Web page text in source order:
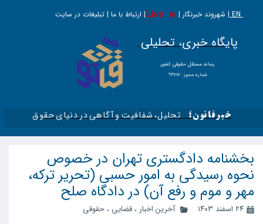
EN | شهروند خبرنگار | | ارتباط با ما | تبلیغات در سایت
Live
پایگاه خبری، تحلیلی
​​​​رسانه مستقل حقوقی کشور
شماره مجوز : ۹۳۶۱۷
خبرقانون؛ تحلیل، شفافیت و آگاهی در دنیای حقوق​​​​​​​
بخشنامه دادگستری تهران در خصوص
نحوه رسیدگی به امور حسبی (تحریر ترکه،
مهر و موم و رفع آن) در دادگاه صلح
۲۴ اسفند ۱۴۰۳ آخرین اخبار ، قضایی ، حقوقی